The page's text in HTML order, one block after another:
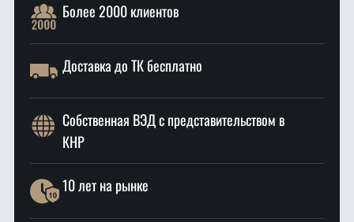
Более 2000 клиентов
Доставка до ТК бесплатно
Собственная ВЭД с представительством в
КНР
10 лет на рынке